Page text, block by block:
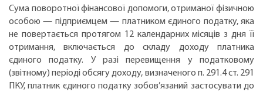
Сума поворотної фінансової допомоги, отриманої фізичною
особою — підприємцем — платником єдиного податку, яка
не повертається протягом 12 календарних місяців з дня її
отримання, включається до складу доходу платника
єдиного податку. У разі перевищення у податковому
(звітному) періоді обсягу доходу, визначеного п. 291.4 ст. 291
ПКУ, платник єдиного податку зобов’язаний застосувати до